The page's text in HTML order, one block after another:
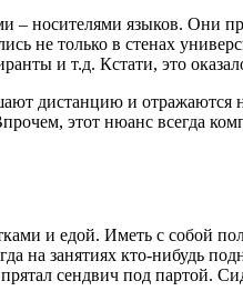
– носителями языков.
не только в стенах
и т.д. Кстати, это
дистанцию и отражаются
этот нюанс всегда
и едой. Иметь с собой
на занятиях кто-нибудь
сендвич под